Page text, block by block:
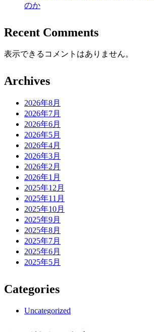
のか
Recent Comments
表示できるコメントはありません。
Archives
2026年8月
2026年7月
2026年6月
2026年5月
2026年4月
2026年3月
2026年2月
2026年1月
2025年12月
2025年11月
2025年10月
2025年9月
2025年8月
2025年7月
2025年6月
2025年5月
Categories
Uncategorized